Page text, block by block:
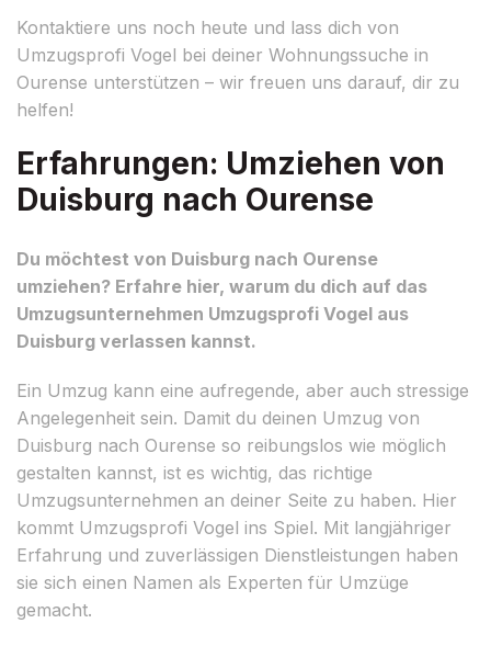
Kontaktiere uns noch heute und lass dich von
Umzugsprofi Vogel bei deiner Wohnungssuche in
Ourense unterstützen – wir freuen uns darauf, dir zu
helfen!
Erfahrungen: Umziehen von
Duisburg nach Ourense
Du möchtest von Duisburg nach Ourense
umziehen? Erfahre hier, warum du dich auf das
Umzugsunternehmen Umzugsprofi Vogel aus
Duisburg verlassen kannst.
Ein Umzug kann eine aufregende, aber auch stressige
Angelegenheit sein. Damit du deinen Umzug von
Duisburg nach Ourense so reibungslos wie möglich
gestalten kannst, ist es wichtig, das richtige
Umzugsunternehmen an deiner Seite zu haben. Hier
kommt Umzugsprofi Vogel ins Spiel. Mit langjähriger
Erfahrung und zuverlässigen Dienstleistungen haben
sie sich einen Namen als Experten für Umzüge
gemacht.